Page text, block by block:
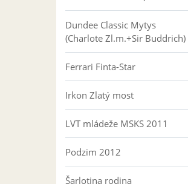
Dundee Classic Mytys
(Charlote Zl.m.+Sir Buddrich)
Ferrari Finta-Star
Irkon Zlatý most
LVT mládeže MSKS 2011
Podzim 2012
Šarlotina rodina